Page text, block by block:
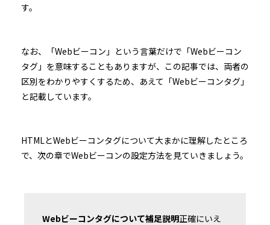
す。
なお、「Webビーコン」という言葉だけで「Webビーコン
タグ」を意味することもありますが、この記事では、両者の
区別をわかりやすくするため、あえて「Webビーコンタグ」
と記載しています。
HTMLとWebビーコンタグについて大まかに理解したところ
で、次の章でWebビーコンの設定方法を見ていきましょう。
Webビーコンタグについて補足説明正確にいえ